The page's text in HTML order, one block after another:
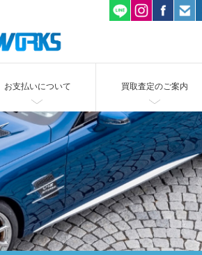
お支払いについて 買取査定のご案内